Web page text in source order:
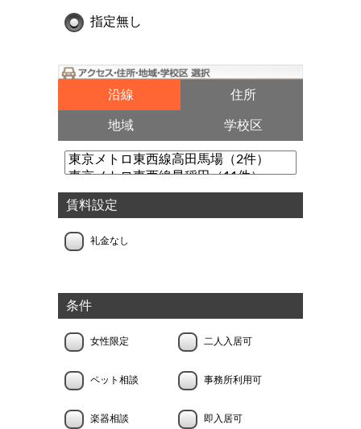
指定無し
沿線 住所
地域 学校区
賃料設定
礼金なし
条件
女性限定 二人入居可
ペット相談 事務所利用可
楽器相談 即入居可